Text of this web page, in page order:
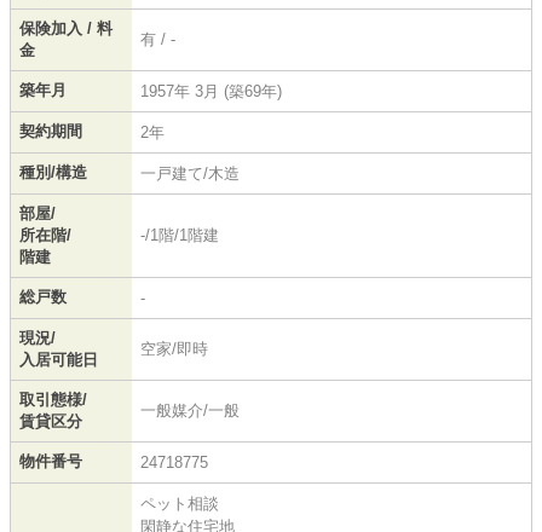
保険加入 / 料
金
有 / -
築年月 1957年 3月 (築69年)
契約期間 2年
種別/構造 一戸建て/木造
部屋/
所在階/
階建
-/1階/1階建
総戸数 -
現況/
入居可能日
空家/即時
取引態様/
賃貸区分
一般媒介/一般
物件番号 24718775
ペット相談
閑静な住宅地